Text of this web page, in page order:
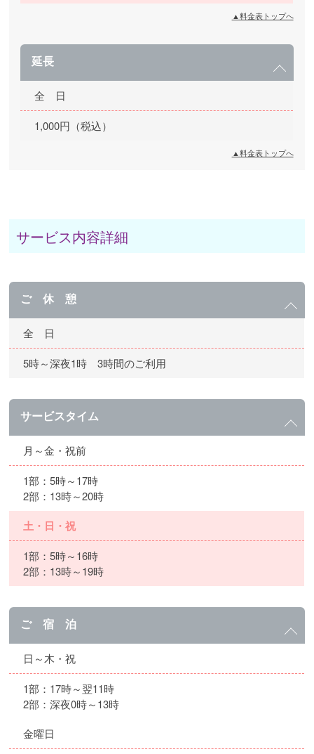
▲料金表トップへ
延長
全 日
1,000円（税込）
▲料金表トップへ
サービス内容詳細
ご 休 憩
全 日
5時～深夜1時 3時間のご利用
サービスタイム
月～金・祝前
1部：5時～17時
2部：13時～20時
土・日・祝
1部：5時～16時
2部：13時～19時
ご 宿 泊
日～木・祝
1部：17時～翌11時
2部：深夜0時～13時
金曜日